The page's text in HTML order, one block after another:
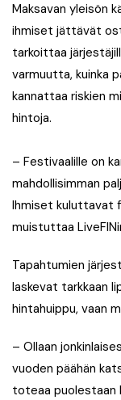
Maksavan yleisön
ihmiset jättävät
tarkoittaa
varmuutta, kuinka
kannattaa riskien
hintoja.
– Festivaalille on
mahdollisimman
Ihmiset kuluttavat
muistuttaa
Tapahtumien
laskevat tarkkaan
hintahuippu, vaan
– Ollaan
vuoden päähän
toteaa puolestaan